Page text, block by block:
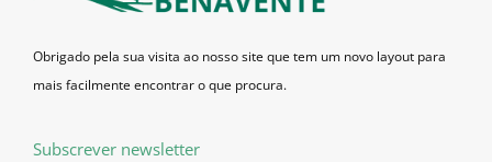
Obrigado pela sua visita ao nosso site que tem um novo layout para
mais facilmente encontrar o que procura.
Subscrever newsletter